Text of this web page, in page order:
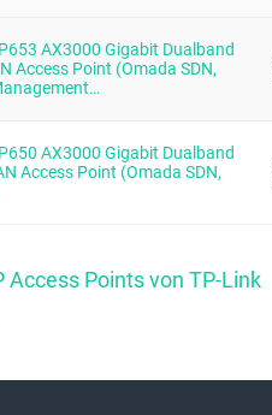
AX3000 Gigabit Dualband
Access Point (Omada SDN,
AX3000 Gigabit Dualband
Access Point (Omada SDN,
Access Points von TP-Link